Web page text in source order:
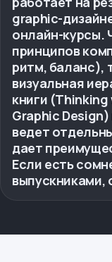
graphic-
онлайн-курсы.
принципов
ритм, баланс),
визуальная
книги
Graphic
ведет
дает
Если есть
выпускниками,